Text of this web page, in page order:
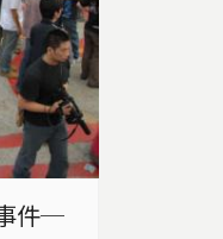
件─